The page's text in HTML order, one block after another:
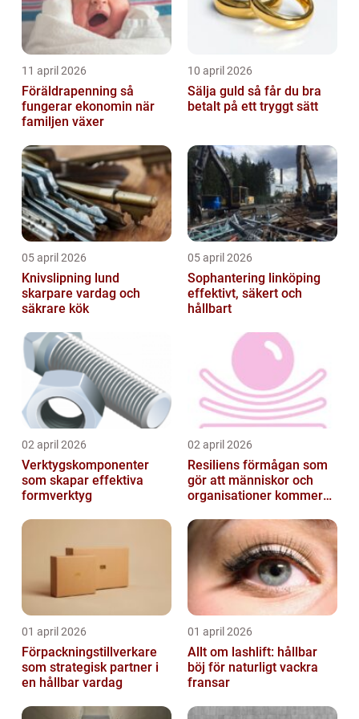
11 april 2026
Föräldrapenning så
fungerar ekonomin när
familjen växer
10 april 2026
Sälja guld så får du bra
betalt på ett tryggt sätt
05 april 2026
Knivslipning lund
skarpare vardag och
säkrare kök
05 april 2026
Sophantering linköping
effektivt, säkert och
hållbart
02 april 2026
Verktygskomponenter
som skapar effektiva
formverktyg
02 april 2026
Resiliens förmågan som
gör att människor och
organisationer kommer
01 april 2026
Förpackningstillverkare
som strategisk partner i
en hållbar vardag
01 april 2026
Allt om lashlift: hållbar
böj för naturligt vackra
fransar